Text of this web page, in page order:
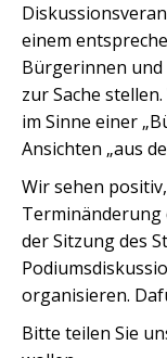
einem
Bürgerinnen
zur Sache
im Sinne einer
Ansichten „aus
Wir sehen
Terminänderung
der Sitzung des
organisieren.
Bitte teilen Sie